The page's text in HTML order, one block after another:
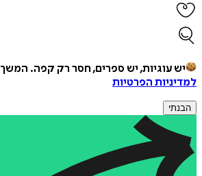
יש עוגיות, יש ספרים, חסר רק קפה. המשך
למדיניות הפרטיות
הבנתי